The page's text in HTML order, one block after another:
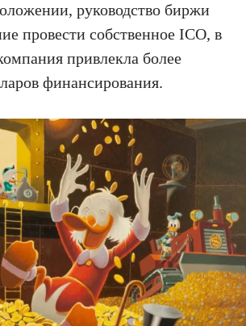
руководство биржи
провести собственное ICO, в
привлекла более
финансирования.